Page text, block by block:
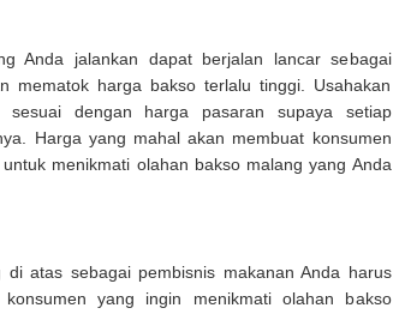
Anda jalankan dapat berjalan lancar sebagai
mematok harga bakso terlalu tinggi. Usahakan
sesuai dengan harga pasaran supaya setiap
Harga yang mahal akan membuat konsumen
menikmati olahan bakso malang yang Anda
atas sebagai pembisnis makanan Anda harus
yang ingin menikmati olahan bakso